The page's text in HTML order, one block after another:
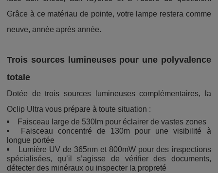
Grâce à ce matériau de pointe, votre lampe restera comme
neuve, année après année.
Trois sources lumineuses pour une polyvalence
totale
Dotée de trois sources lumineuses complémentaires, la
Oclip Ultra vous prépare à toute situation :
Faisceau large de 530lm pour éclairer de vastes zones
Faisceau concentré de 130m pour une visibilité à
longue portée
Lumière UV de 365nm et 800mW pour des inspections
spécialisées, qu’il s’agisse de vérifier des documents,
détecter des minéraux ou inspecter la propreté